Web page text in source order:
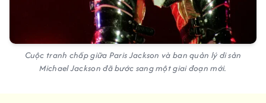
Cuộc tranh chấp giữa Paris Jackson và ban quản lý di sản
Michael Jackson đã bước sang một giai đoạn mới.